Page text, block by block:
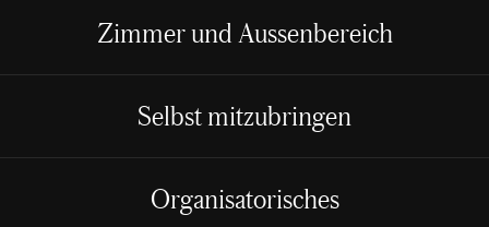
Zimmer und Aussenbereich
Selbst mitzubringen
Organisatorisches